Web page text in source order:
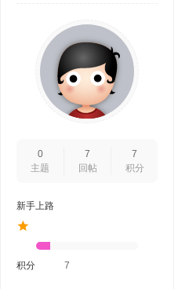
0
主题
7
回帖
7
积分
新手上路
积分 7